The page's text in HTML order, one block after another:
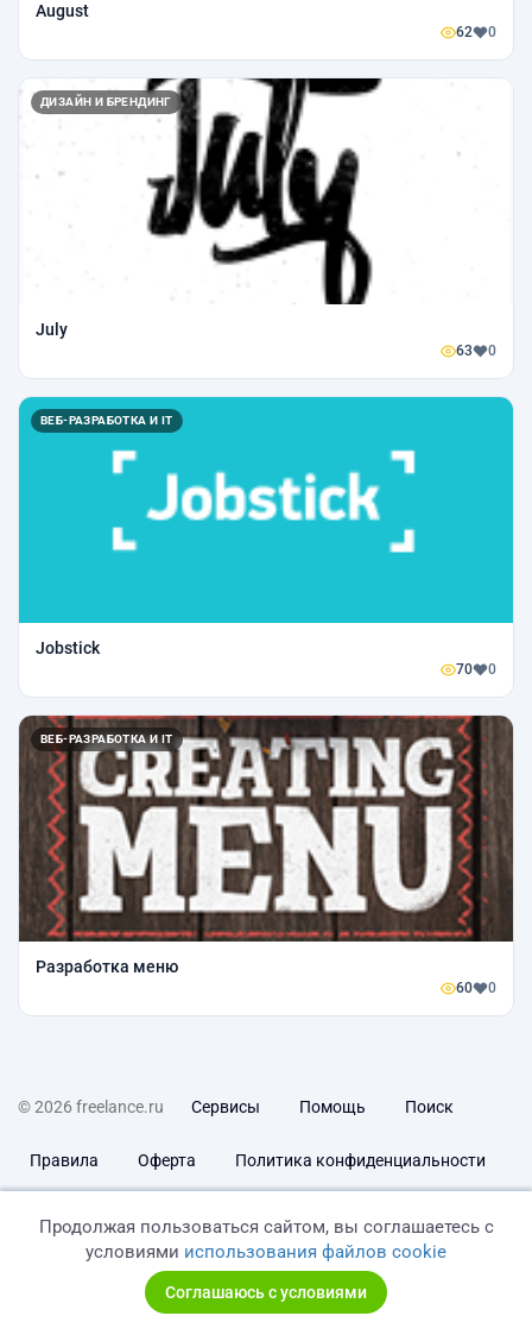
August
62 0
ДИЗАЙН И БРЕНДИНГ
July
63 0
ВЕБ-РАЗРАБОТКА И IT
Jobstick
70 0
ВЕБ-РАЗРАБОТКА И IT
Разработка меню
60 0
© 2026 freelance.ru Сервисы Помощь Поиск
Правила Оферта Политика конфиденциальности
Продолжая пользоваться сайтом, вы соглашаетесь с
условиями использования файлов cookie
Соглашаюсь с условиями